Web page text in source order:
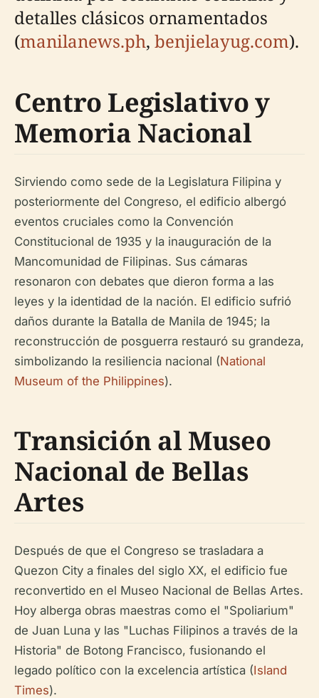
detalles clásicos ornamentados
(manilanews.ph, benjielayug.com).
Centro Legislativo y
Memoria Nacional
Sirviendo como sede de la Legislatura Filipina y
posteriormente del Congreso, el edificio albergó
eventos cruciales como la Convención
Constitucional de 1935 y la inauguración de la
Mancomunidad de Filipinas. Sus cámaras
resonaron con debates que dieron forma a las
leyes y la identidad de la nación. El edificio sufrió
daños durante la Batalla de Manila de 1945; la
reconstrucción de posguerra restauró su grandeza,
simbolizando la resiliencia nacional (National
Museum of the Philippines).
Transición al Museo
Nacional de Bellas
Artes
Después de que el Congreso se trasladara a
Quezon City a finales del siglo XX, el edificio fue
reconvertido en el Museo Nacional de Bellas Artes.
Hoy alberga obras maestras como el "Spoliarium"
de Juan Luna y las "Luchas Filipinos a través de la
Historia" de Botong Francisco, fusionando el
legado político con la excelencia artística (Island
Times).